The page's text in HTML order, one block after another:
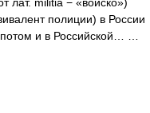
полиции) в России
потом и в Российской… …